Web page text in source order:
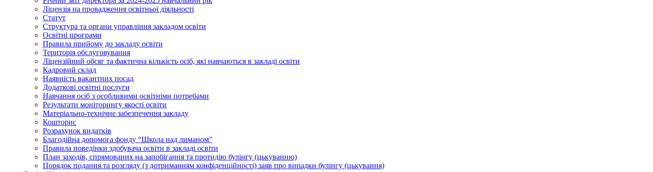
Ліцензія на провадження освітньої діяльності
Статут
Структура та органи управління закладом освіти
Освiтнi програми
Правила прийому до закладу освіти
Територiя обслуговування
Ліцензійний обсяг та фактична кількість осіб, які навчаються в закладі освіти
Кадровий склад
Наявність вакантних посад
Додатковi освiтнi послуги
Навчання осіб з особливими освітніми потребами
Результати моніторингу якості освіти
Матеріально-технічне забезпечення закладу
Кошторис
Розрахунок видатків
Благодійна допомога фонду “Школа над лиманом”
Правила поведінки здобувача освіти в закладі освіти
План заходів, спрямованих на запобігання та протидію булінгу (цькуванню)
Порядок подання та розгляду (з дотриманням конфіденційності) заяв про випадки булінгу (цькування)